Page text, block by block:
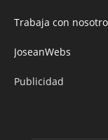
Trabaja con
JoseanWebs
Publicidad